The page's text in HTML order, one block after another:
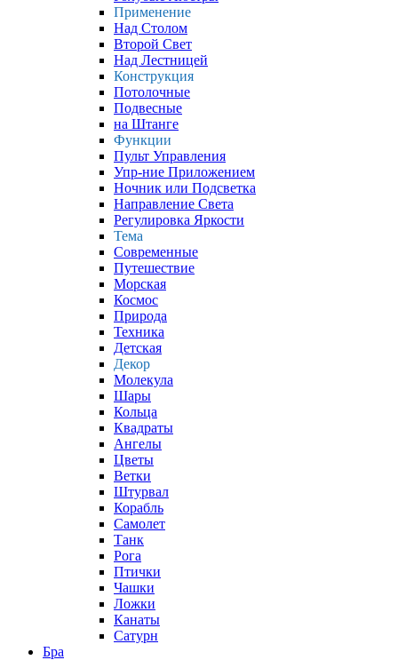
Применение
Над Столом
Второй Свет
Над Лестницей
Конструкция
Потолочные
Подвесные
на Штанге
Функции
Пульт Управления
Упр-ние Приложением
Ночник или Подсветка
Направление Света
Регулировка Яркости
Тема
Современные
Путешествие
Морская
Космос
Природа
Техника
Детская
Декор
Молекула
Шары
Кольца
Квадраты
Ангелы
Цветы
Ветки
Штурвал
Корабль
Самолет
Танк
Рога
Птички
Чашки
Ложки
Канаты
Сатурн
Бра